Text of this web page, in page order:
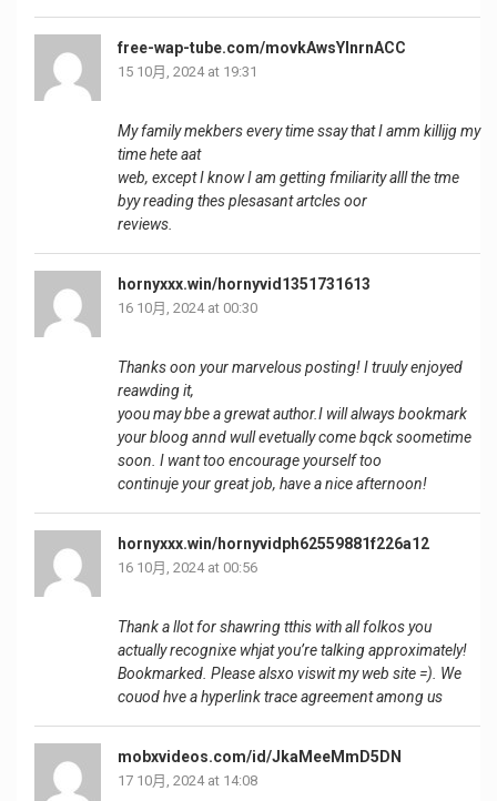
free-wap-tube.com/movkAwsYInrnACC
15 10月, 2024 at 19:31
My family mekbers every time ssay that I amm killijg my
time hete aat
web, except I know I am getting fmiliarity alll the tme
byy reading thes plesasant artcles oor
reviews.
hornyxxx.win/hornyvid1351731613
16 10月, 2024 at 00:30
Thanks oon your marvelous posting! I truuly enjoyed
reawding it,
yoou may bbe a grewat author.I will always bookmark
your bloog annd wull evetually come bqck soometime
soon. I want too encourage yourself too
continuje your great job, have a nice afternoon!
hornyxxx.win/hornyvidph62559881f226a12
16 10月, 2024 at 00:56
Thank a llot for shawring tthis with all folkos you
actually recognixe whjat you’re talking approximately!
Bookmarked. Please alsxo viswit my web site =). We
couod hve a hyperlink trace agreement among us
mobxvideos.com/id/JkaMeeMmD5DN
17 10月, 2024 at 14:08